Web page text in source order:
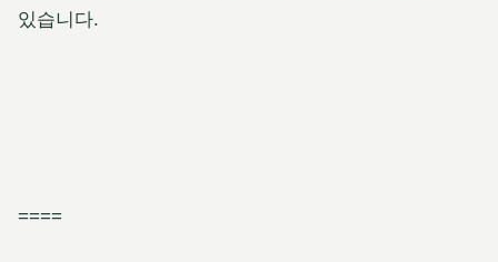
있습니다.
====